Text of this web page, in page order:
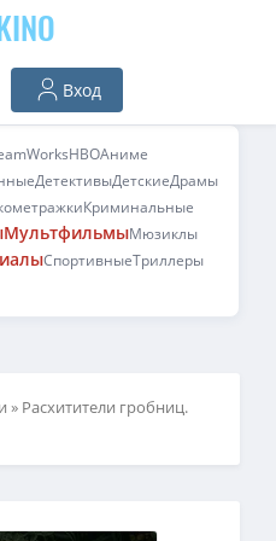
Вход
HBOАниме
ДетективыДетскиеДрамы
Криминальные
МультфильмыМюзиклы
СпортивныеТриллеры
» Расхитители гробниц.